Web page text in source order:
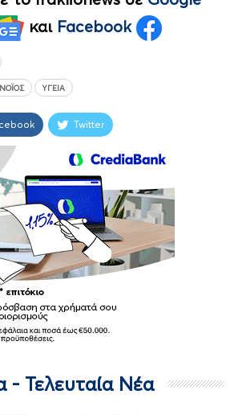
και Facebook
ΥΓΕΊΑ
Twitter
- Τελευταία Νέα